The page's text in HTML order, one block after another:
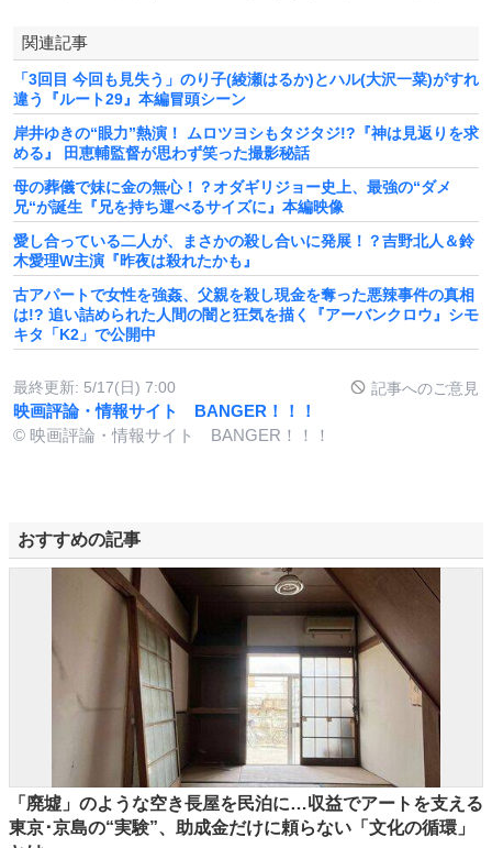
関連記事
「3回目 今回も見失う」のり子(綾瀬はるか)とハル(大沢一菜)がすれ
違う『ルート29』本編冒頭シーン
岸井ゆきの“眼力”熱演！ ムロツヨシもタジタジ!?『神は見返りを求
める』 田恵輔監督が思わず笑った撮影秘話
母の葬儀で妹に金の無心！？オダギリジョー史上、最強の“ダメ
兄“が誕生『兄を持ち運べるサイズに』本編映像
愛し合っている二人が、まさかの殺し合いに発展！？吉野北人＆鈴
木愛理W主演『昨夜は殺れたかも』
古アパートで女性を強姦、父親を殺し現金を奪った悪辣事件の真相
は!? 追い詰められた人間の闇と狂気を描く『アーバンクロウ』シモ
キタ「K2」で公開中
最終更新: 5/17(日) 7:00 記事へのご意見
映画評論・情報サイト BANGER！！！
© 映画評論・情報サイト BANGER！！！
おすすめの記事
「廃墟」のような空き長屋を民泊に…収益でアートを支える
東京･京島の“実験”、助成金だけに頼らない「文化の循環」